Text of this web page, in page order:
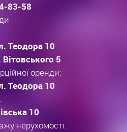
83-58
Теодора 10
5
оренди:
Теодора 10
10
нерухомості: